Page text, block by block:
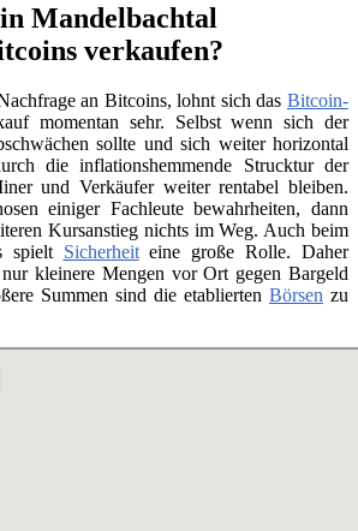
Mandelbachtal
verkaufen?
an Bitcoins, lohnt sich das Bitcoin-
momentan sehr. Selbst wenn sich der
sollte und sich weiter horizontal
die inflationshemmende Strucktur der
und Verkäufer weiter rentabel bleiben.
einiger Fachleute bewahrheiten, dann
Kursanstieg nichts im Weg. Auch beim
spielt Sicherheiteine große Rolle. Daher
kleinere Mengen vor Ort gegen Bargeld
Summen sind die etablierten Börsen zu